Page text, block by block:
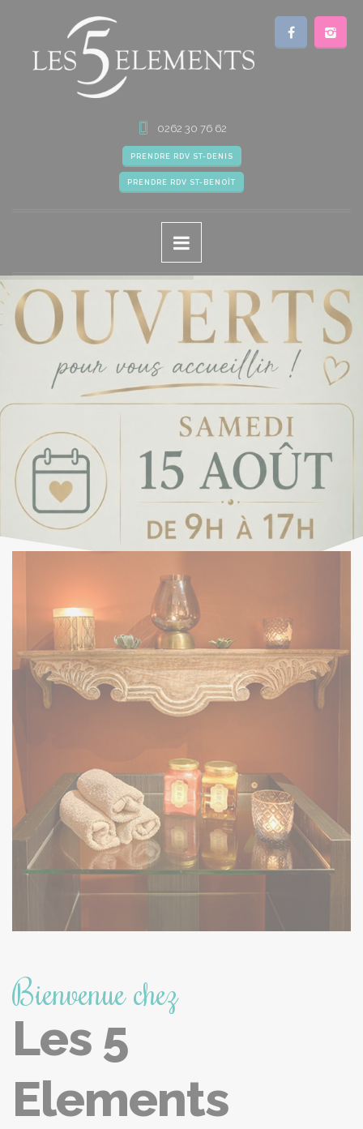
0262 30 76 62
PRENDRE RDV ST-DENIS
PRENDRE RDV ST-BENOÎT
Bienvenue chez
Les 5
Elements